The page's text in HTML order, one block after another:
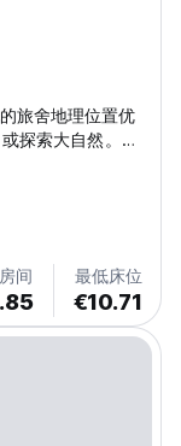
旅舍地理位置优
探索大自然。非
间 最低床位
€10.71